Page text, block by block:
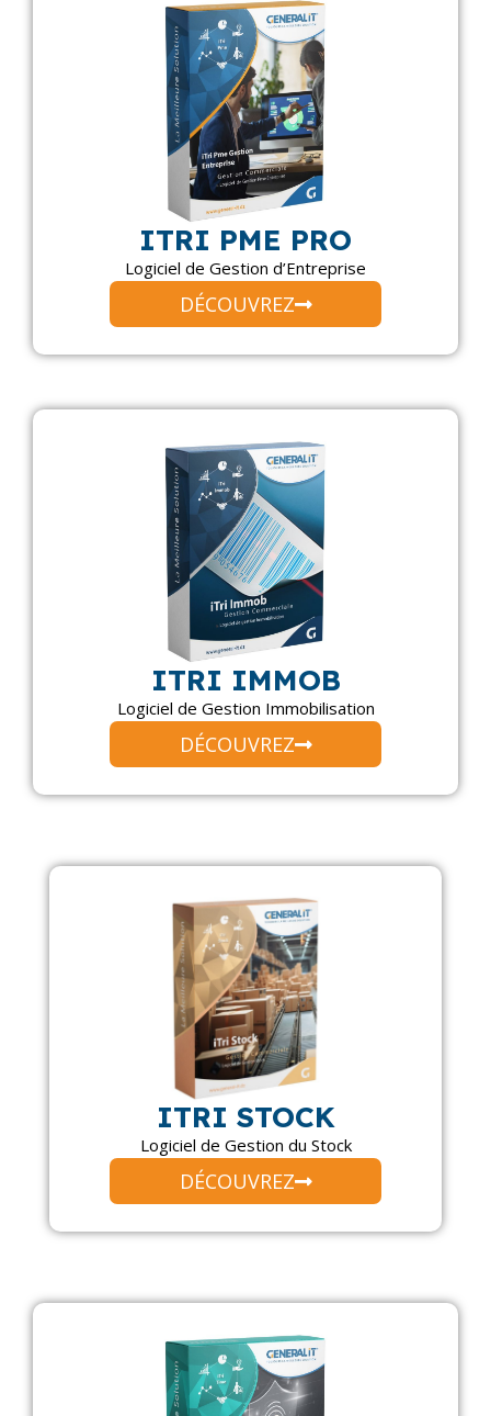
ITRI PME PRO
Logiciel de Gestion d’Entreprise
DÉCOUVREZ
ITRI IMMOB
Logiciel de Gestion Immobilisation
DÉCOUVREZ
ITRI STOCK
Logiciel de Gestion du Stock
DÉCOUVREZ